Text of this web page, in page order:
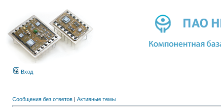
Вход
Сообщения без ответов | Активные темы